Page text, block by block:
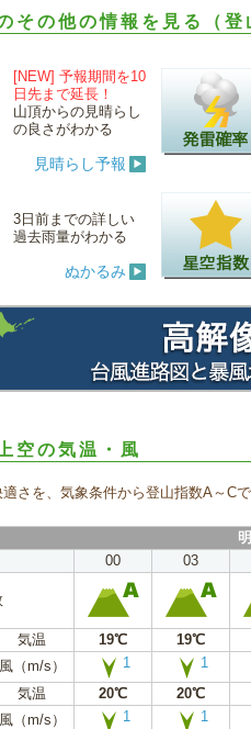
その他の情報を見る（登
[NEW] 予報期間を10
日先まで延長！
山頂からの見晴らし
の良さがわかる
見晴らし予報
3日前までの詳しい
過去雨量がわかる
ぬかるみ
空の気温・風
さを、気象条件から登山指数A～C
00 03
気温 19℃ 19℃
風（m/s）
1 1
気温 20℃ 20℃
風（m/s）
1 1